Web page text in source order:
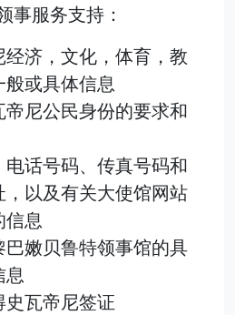
事服务支持：
济，文化，体育，教
或具体信息
尼公民身份的要求和
话号码、传真号码和
，以及有关大使馆网站
信息
嫩贝鲁特领事馆的具
息
瓦帝尼签证